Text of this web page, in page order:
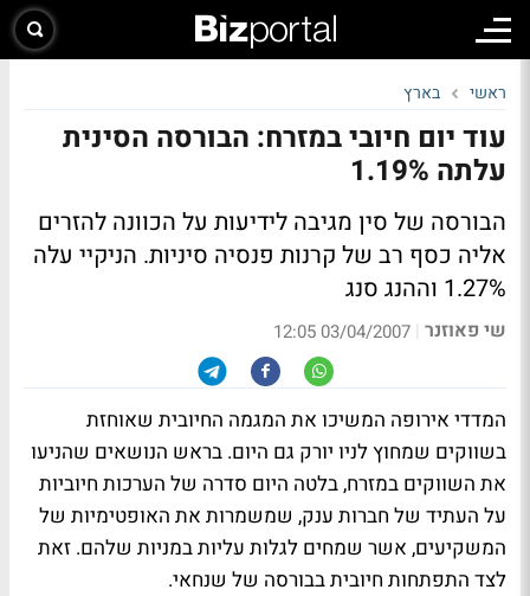
ראשי בארץ
עוד יום חיובי במזרח: הבורסה הסינית
עלתה 1.19%
הבורסה של סין מגיבה לידיעות על הכוונה להזרים
אליה כסף רב של קרנות פנסיה סיניות. הניקיי עלה
1.27% וההנג סנג
שי פאוזנר |
03/04/2007 12:05
המדדי אירופה המשיכו את המגמה החיובית שאוחזת
בשווקים שמחוץ לניו יורק גם היום. בראש הנושאים שהניעו
את השווקים במזרח, בלטה היום סדרה של הערכות חיוביות
על העתיד של חברות ענק, שמשמרות את האופטימיות של
המשקיעים, אשר שמחים לגלות עליות במניות שלהם. זאת
לצד התפתחות חיובית בבורסה של שנחאי.